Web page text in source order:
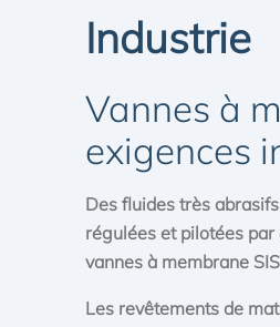
Industrie
Vannes à
exigences
Des fluides très
régulées et pilotées par
vannes à membrane
Les revêtements de